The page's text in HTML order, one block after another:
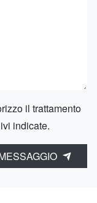
il trattamento
indicate.